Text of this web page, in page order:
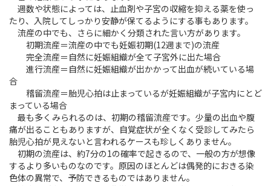
週数や状態によっては、止血剤や子宮の収縮を抑える薬を使っ
たり、入院してしっかり安静が保てるようにする事もあります。
流産の中でも、さらに細かく分類された言い方があります。
初期流産＝流産の中でも妊娠初期(12週まで)の流産
完全流産＝自然に妊娠組織が全て子宮外に出た場合
進行流産＝自然に妊娠組織が出かかって出血が続いている場
合
稽留流産＝胎児心拍は止まっているが妊娠組織が子宮内にとど
まっている場合
最も多くみられるのは、初期の稽留流産です。少量の出血や腹
痛が出ることもありますが、自覚症状が全くなく受診してみたら
胎児心拍が見えないと言われるケースも珍しくありません。
初期の流産は、約7分の1の確率で起きるので、一般の方が想像
するより多いものなのです。原因のほとんどは偶発的におきる染
色体の異常で、予防できるものではありません。